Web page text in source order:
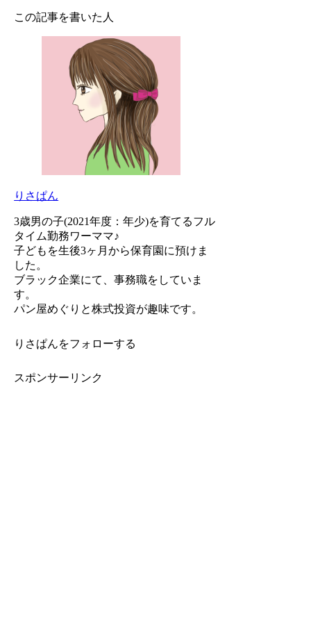
この記事を書いた人
りさぱん
3歳男の子(2021年度：年少)を育てるフル
タイム勤務ワーママ♪
子どもを生後3ヶ月から保育園に預けま
した。
ブラック企業にて、事務職をしていま
す。
パン屋めぐりと株式投資が趣味です。
りさぱんをフォローする
スポンサーリンク